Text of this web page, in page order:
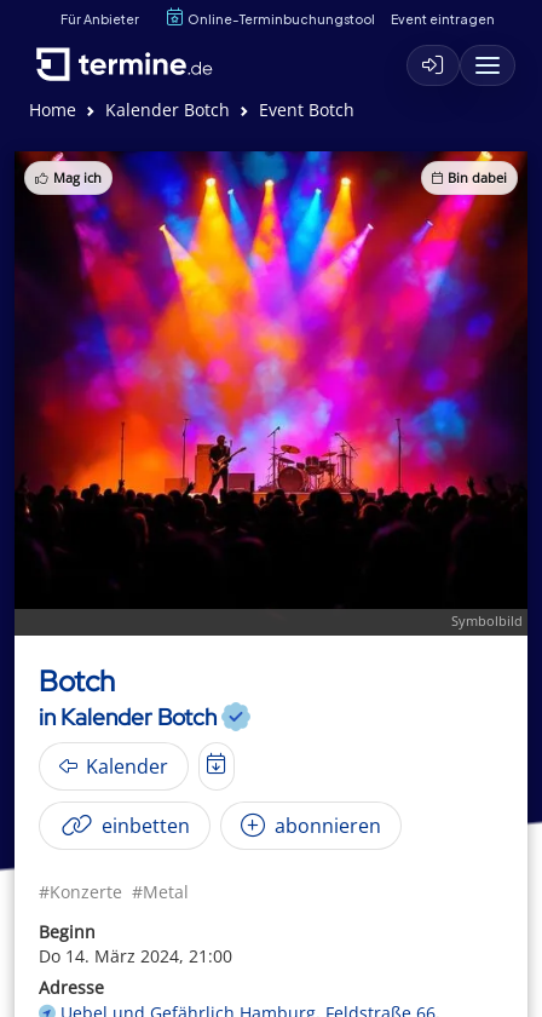
Für Anbieter Online-Terminbuchungstool Event eintragen
Home Kalender Botch Event Botch
Mag ich Bin dabei
Symbolbild
Botch
in Kalender Botch
Kalender
einbetten abonnieren
#Konzerte #Metal
Beginn
Do 14. März 2024, 21:00
Adresse
Uebel und Gefährlich Hamburg, Feldstraße 66,